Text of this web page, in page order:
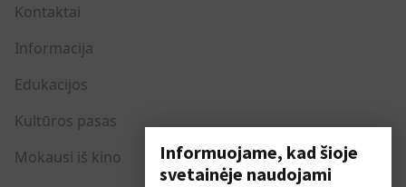
Kontaktai
Informacija
Edukacijos
Kultūros pasas
Mokausi iš kino
Informuojame, kad šioje
svetainėje naudojami